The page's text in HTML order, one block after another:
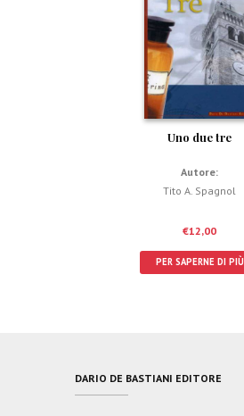
Uno due tre
Autore:
Tito A. Spagnol
€12,00
PER SAPERNE DI PIÙ
DARIO DE BASTIANI EDITORE